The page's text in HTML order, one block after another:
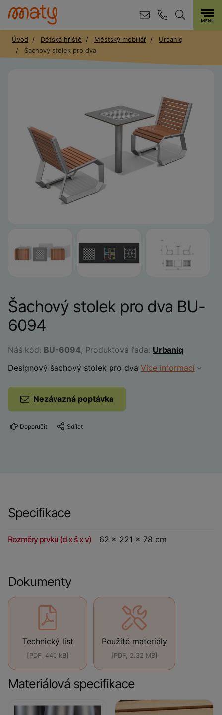
Úvod Dětská hřiště Městský mobiliář
Urbaniq
Šachový stolek pro dva
Šachový stolek pro dva BU-
6094
Náš kód: BU-6094, Produktová řada: Urbaniq
Designový šachový stolek pro dva Více informací
Nezávazná poptávka
Doporučit Sdílet
Specifikace
Rozměry prvku (d x š x v) 62 x 221 x 78 cm
Dokumenty
Technický list
[PDF, 440 kB]
Použité materiály
[PDF, 2.32 MB]
Materiálová specifikace